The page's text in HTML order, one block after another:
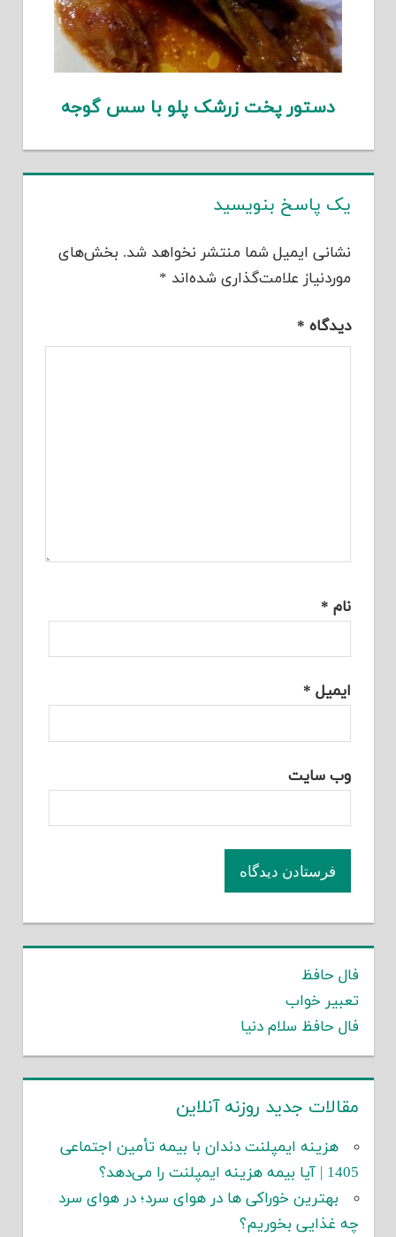
دستور پخت زرشک پلو با سس گوجه
یک پاسخ بنویسید
نشانی ایمیل شما منتشر نخواهد شد. بخش‌های
موردنیاز علامت‌گذاری شده‌اند *
دیدگاه *
نام *
ایمیل *
وب‌ سایت
فال حافظ
تعبیر خواب
فال حافظ سلام دنیا
مقالات جدید روزنه آنلاین
هزینه ایمپلنت دندان با بیمه تأمین اجتماعی
1405 | آیا بیمه هزینه ایمپلنت را می‌دهد؟
بهترین خوراکی ها در هوای سرد؛ در هوای سرد
چه غذایی بخوریم؟